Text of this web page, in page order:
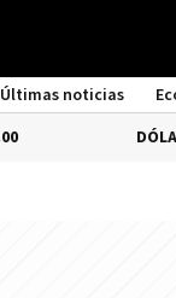
Últimas noticias
-